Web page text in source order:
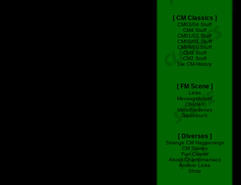
[ CM Classics ]
CM03/04 Stuff
CM4 Stuff
CM01/02 Stuff
CM00/01 Stuff
CM99/00 Stuff
CM3 Stuff
CM2 Stuff
Die CM-History
[ FM Scene ]
Links
Messageboard
Chatten
Verschiedenes
Gästebuch
[ Diverses ]
Strange CM Happenings
CM Stories
Fun Corner
About Champmaniacs
Andere Links
Shop